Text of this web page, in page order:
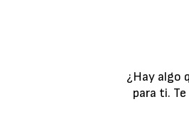
¿Hay algo
para ti.